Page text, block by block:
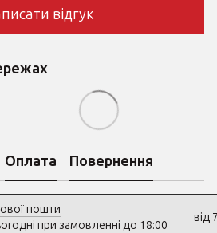
відгук
Оплата Повернення
пошти
при замовленні до 18:00
від